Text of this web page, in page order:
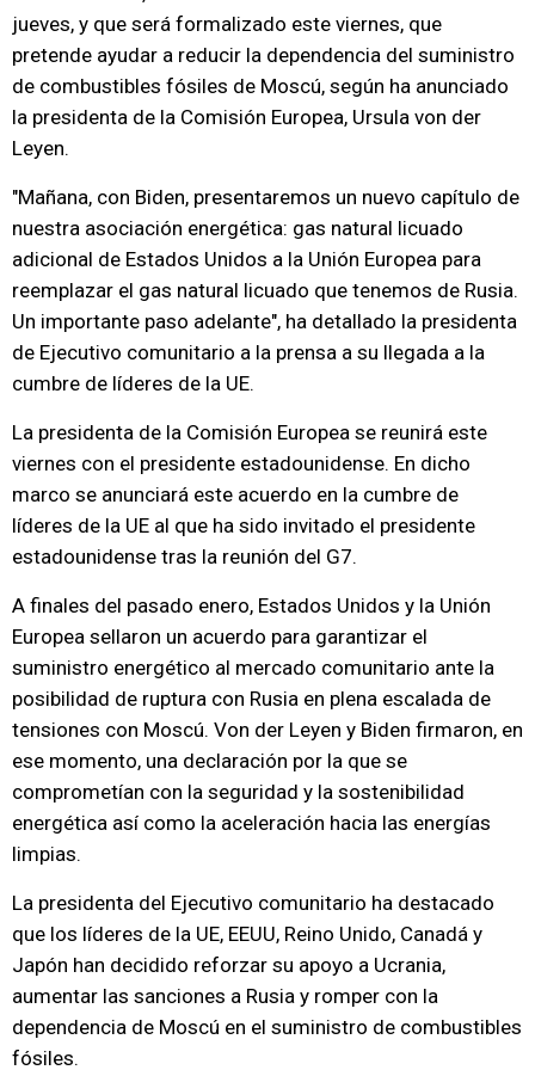
jueves, y que será formalizado este viernes, que
pretende ayudar a reducir la dependencia del suministro
de combustibles fósiles de Moscú, según ha anunciado
la presidenta de la Comisión Europea, Ursula von der
Leyen.
"Mañana, con Biden, presentaremos un nuevo capítulo de
nuestra asociación energética: gas natural licuado
adicional de Estados Unidos a la Unión Europea para
reemplazar el gas natural licuado que tenemos de Rusia.
Un importante paso adelante", ha detallado la presidenta
de Ejecutivo comunitario a la prensa a su llegada a la
cumbre de líderes de la UE.
La presidenta de la Comisión Europea se reunirá este
viernes con el presidente estadounidense. En dicho
marco se anunciará este acuerdo en la cumbre de
líderes de la UE al que ha sido invitado el presidente
estadounidense tras la reunión del G7.
A finales del pasado enero, Estados Unidos y la Unión
Europea sellaron un acuerdo para garantizar el
suministro energético al mercado comunitario ante la
posibilidad de ruptura con Rusia en plena escalada de
tensiones con Moscú. Von der Leyen y Biden firmaron, en
ese momento, una declaración por la que se
comprometían con la seguridad y la sostenibilidad
energética así como la aceleración hacia las energías
limpias.
La presidenta del Ejecutivo comunitario ha destacado
que los líderes de la UE, EEUU, Reino Unido, Canadá y
Japón han decidido reforzar su apoyo a Ucrania,
aumentar las sanciones a Rusia y romper con la
dependencia de Moscú en el suministro de combustibles
fósiles.